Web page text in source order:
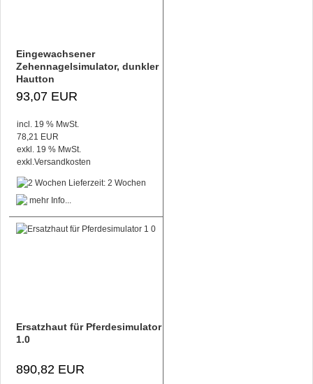
Eingewachsener
Zehennagelsimulator, dunkler
Hautton
93,07 EUR
incl. 19 % MwSt.
78,21 EUR
exkl. 19 % MwSt.
exkl.Versandkosten
Lieferzeit: 2 Wochen
Ersatzhaut für Pferdesimulator
1.0
890,82 EUR